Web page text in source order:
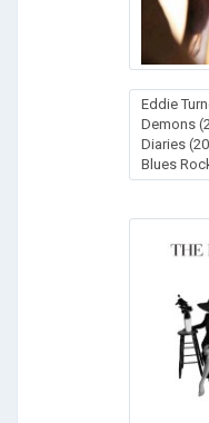
Eddie
Demons
Diaries
Blues